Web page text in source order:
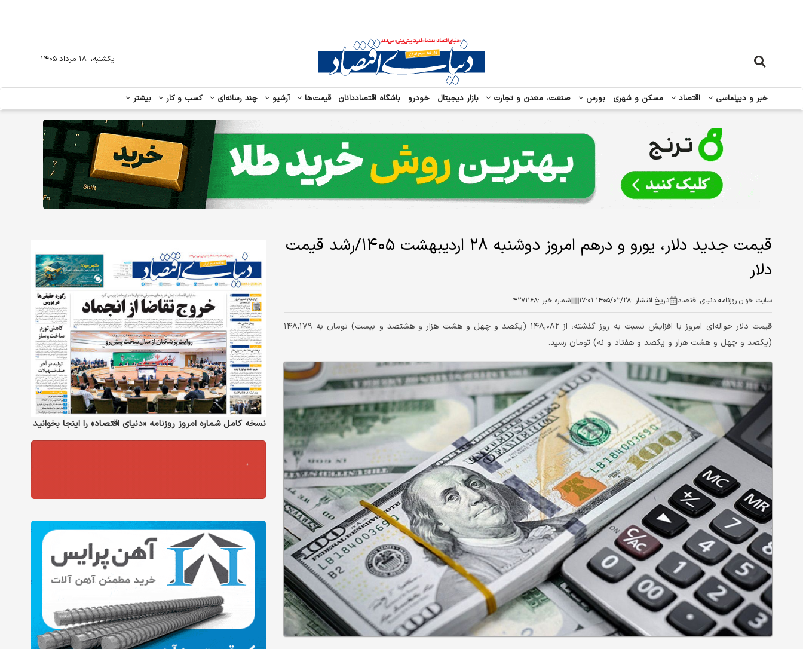
خبر و دیپلماسی اقتصاد مسکن و شهری بورس صنعت، معدن و تجارت بازار دیجیتال خودرو باشگاه اقتصاددانان قیمت‌ها آرشیو چند رسانه‌ای کسب و کار بیشتر
یکشنبه، ۱۸ مرداد ۱۴۰۵
قیمت جدید دلار، یورو و درهم امروز دوشنبه ۲۸ اردیبهشت ۱۴۰۵/رشد قیمت
دلار
سایت خوان روزنامه دنیای اقتصاد تاریخ انتشار :۱۴۰۵/۰۲/۲۸ ۱۷:۰۱ شماره خبر :۴۲۷۱۱۶۸
قیمت دلار حواله‌ای امروز با افزایش نسبت به روز گذشته، از ۱۴۸,۰۸۲ (یکصد و چهل و هشت هزار و هشتصد و بیست) تومان به ۱۴۸,۱۷۹
(یکصد و چهل و هشت هزار و یکصد و هفتاد و نه) تومان رسید.
نسخه کامل شماره امروز روزنامه «دنیای‌ اقتصاد» را اینجا بخوانید